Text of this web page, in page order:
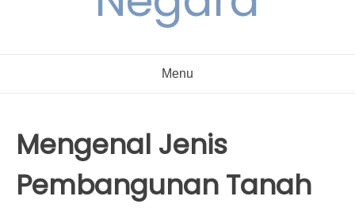
Menu
Mengenal Jenis
Pembangunan Tanah